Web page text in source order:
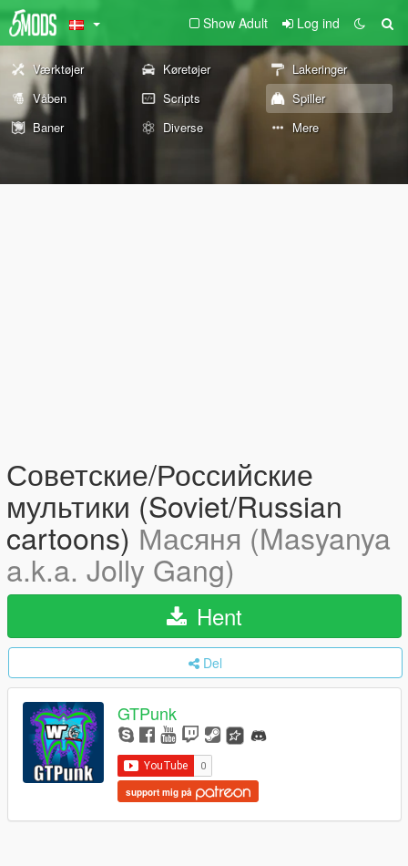
Show Adult Log ind
Værktøjer Køretøjer
Lakeringer
Våben
Scripts
Spiller
Baner
Diverse Mere
Советские/Российские
мультики (Soviet/Russian
cartoons) Масяня (Masyanya
a.k.a. Jolly Gang)
Hent
Del
GTPunk
support mig på